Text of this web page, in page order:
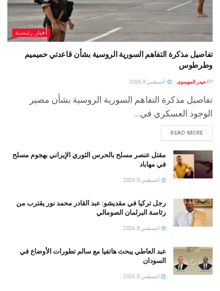
أخبار رئيسية
تفاصيل مذكرة التفاهم السورية الروسية بشأن قاعدتي حميميم
وطرطوس
BY حيدر الموسوى أغسطس 9, 2026
تفاصيل مذكرة التفاهم السورية الروسية بشأن مصير
الوجود العسكري في...
READ MORE
مقتل عنصر مسلح بالحرس الثوري الإيراني بهجوم مسلح
في مهاباد
أغسطس 9, 2026
رجل تركيا في مقديشو: عبد القادر محمد نور يقترب من
رئاسة البرلمان الصومالي
أغسطس 9, 2026
عبد العاطي يبحث هاتفيا مع سالم تطورات الأوضاع في
السودان
أغسطس 9, 2026